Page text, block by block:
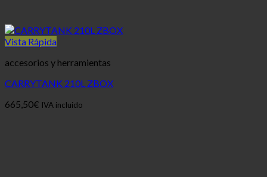
Vista Rápida
accesorios y herramientas
CARRYTANK 210L ZBOX
665,50€ IVA incluido